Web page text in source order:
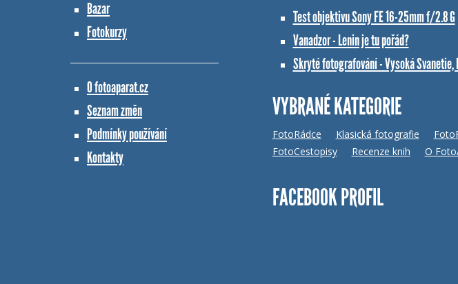
Bazar
Fotokurzy
O fotoaparat.cz
Seznam změn
Podmínky používání
Kontakty
Test objektivu Sony FE 16-25mm f/2.8 G
Vanadzor - Lenin je tu pořád?
Skryté fotografování - Vysoká Svanetie,
VYBRANÉ KATEGORIE
FotoRádce Klasická fotografie
FotoCestopisy
Recenze knih O
FACEBOOK PROFIL